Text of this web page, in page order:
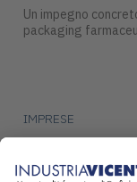
Un impegno
packaging
IMPRESE
dentistico del